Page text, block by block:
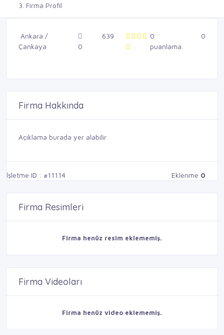
Firma Profil
Ankara /
Çankaya
0
639
0
puanlama.
0
Firma Hakkında
Açıklama burada yer alabilir
İşletme ID : #11114 Eklenme 0
Firma Resimleri
Firma henüz resim eklememiş.
Firma Videoları
Firma henüz video eklememiş.